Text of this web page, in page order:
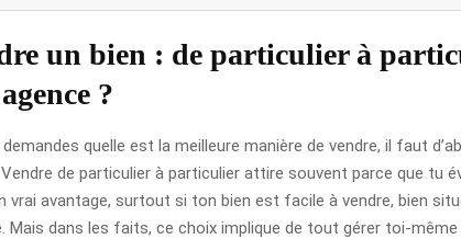
un bien : de particulier à
?
quelle est la meilleure manière de vendre, il faut
de particulier à particulier attire souvent parce que tu
vrai avantage, surtout si ton bien est facile à vendre, bien
Mais dans les faits, ce choix implique de tout gérer toi-